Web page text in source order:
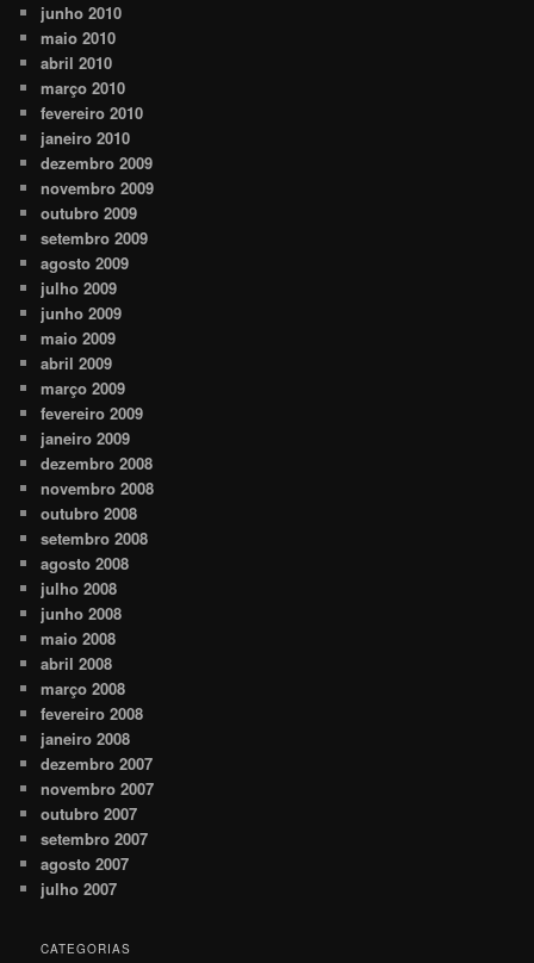
junho 2010
maio 2010
abril 2010
março 2010
fevereiro 2010
janeiro 2010
dezembro 2009
novembro 2009
outubro 2009
setembro 2009
agosto 2009
julho 2009
junho 2009
maio 2009
abril 2009
março 2009
fevereiro 2009
janeiro 2009
dezembro 2008
novembro 2008
outubro 2008
setembro 2008
agosto 2008
julho 2008
junho 2008
maio 2008
abril 2008
março 2008
fevereiro 2008
janeiro 2008
dezembro 2007
novembro 2007
outubro 2007
setembro 2007
agosto 2007
julho 2007
CATEGORIAS